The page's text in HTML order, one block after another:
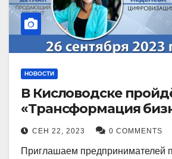
НОВОСТИ
В Кисловодске
«Трансформация
СЕН 22, 2023 0 COMMENTS
Приглашаем предпринимателей